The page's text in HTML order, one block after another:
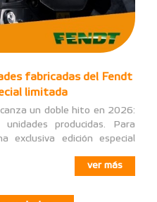
fabricadas del Fendt
limitada
un doble hito en 2026:
producidas. Para
exclusiva edición especial
ver más